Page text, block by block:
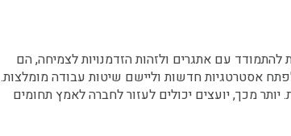
להתמודד עם אתגרים ולזהות הזדמנויות לצמיחה, הם
אסטרטגיות חדשות וליישם שיטות עבודה מומלצות.
יותר מכך, יועצים יכולים לעזור לחברה לאמץ תחומים